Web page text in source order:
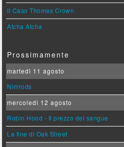
Il Caso Thomas Crown
Atcha Atcha
Prossimamente
martedì 11 agosto
Nimrods
mercoledì 12 agosto
Robin Hood - Il prezzo del sangue
La fine di Oak Street